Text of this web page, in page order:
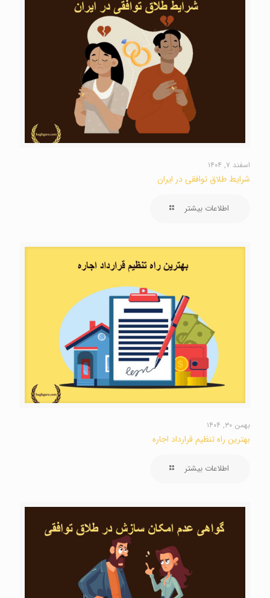
اسفند ۷, ۱۴۰۴
شرایط طلاق توافقی در ایران
اطلاعات بیشتر
بهمن ۳۰, ۱۴۰۴
بهترین راه تنظیم قرارداد اجاره
اطلاعات بیشتر